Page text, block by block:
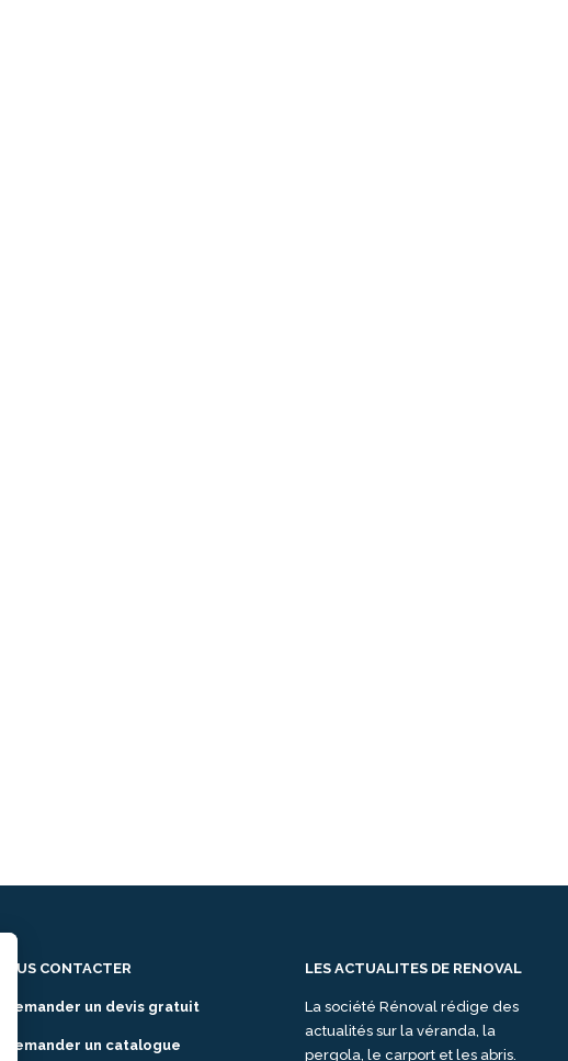
NOUS CONTACTER
> Demander un devis gratuit
> Demander un catalogue
LES ACTUALITES DE RENOVAL
La société Rénoval rédige des
actualités sur la véranda, la
pergola, le carport et les abris.